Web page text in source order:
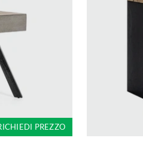
PREZZO